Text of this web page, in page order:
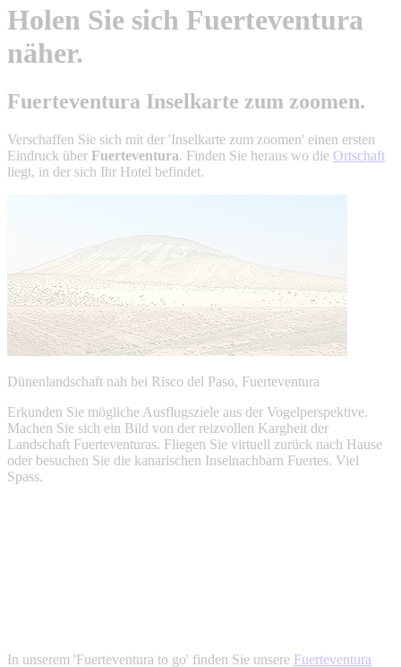
Holen Sie sich Fuerteventura
näher.
Fuerteventura Inselkarte zum zoomen.
Verschaffen Sie sich mit der 'Inselkarte zum zoomen' einen ersten
Eindruck über Fuerteventura. Finden Sie heraus wo die Ortschaft
liegt, in der sich Ihr Hotel befindet.
Dünenlandschaft nah bei Risco del Paso, Fuerteventura
Erkunden Sie mögliche Ausflugsziele aus der Vogelperspektive.
Machen Sie sich ein Bild von der reizvollen Kargheit der
Landschaft Fuerteventuras. Fliegen Sie virtuell zurück nach Hause
oder besuchen Sie die kanarischen Inselnachbarn Fuertes. Viel
Spass.
In unserem 'Fuerteventura to go' finden Sie unsere Fuerteventura